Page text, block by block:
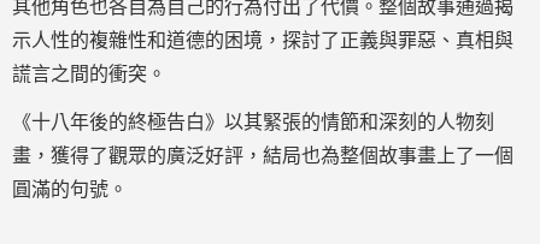
其他角色也各自為自己的行為付出了代價。整個故事通過揭
示人性的複雜性和道德的困境，探討了正義與罪惡、真相與
謊言之間的衝突。
《十八年後的終極告白》以其緊張的情節和深刻的人物刻
畫，獲得了觀眾的廣泛好評，結局也為整個故事畫上了一個
圓滿的句號。